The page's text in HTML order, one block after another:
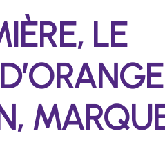
LE